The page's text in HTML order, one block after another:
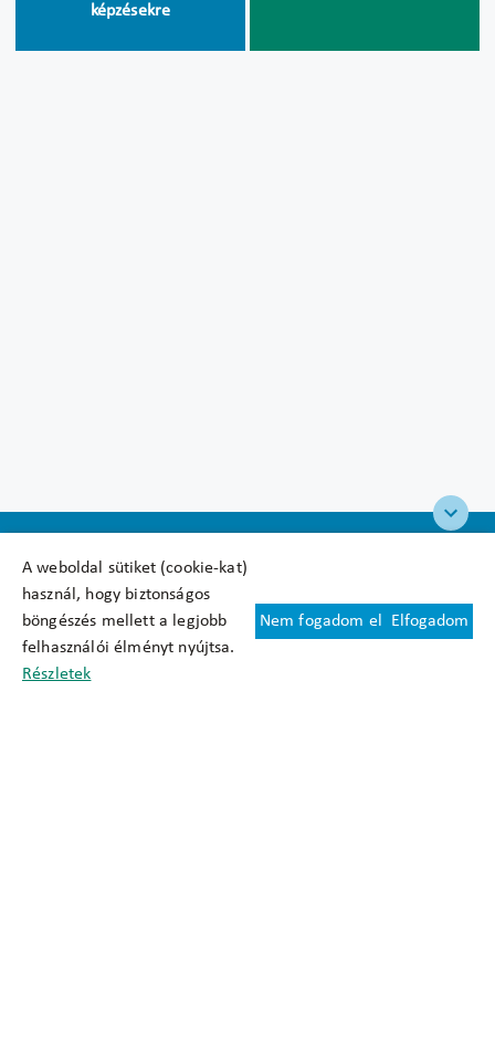
A weboldal sütiket (cookie-kat)
használ, hogy biztonságos
böngészés mellett a legjobb
felhasználói élményt nyújtsa.
Részletek
Nem fogadom el Elfogadom
képzésekre
Felhasználási feltételek